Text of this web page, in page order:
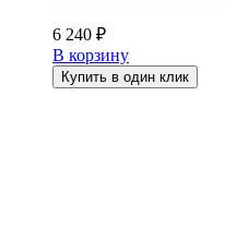
6 240 ₽
В корзину
Купить в один клик